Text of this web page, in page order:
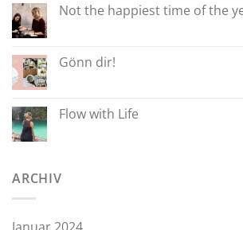
Not the happiest time of the
Gönn dir!
Flow with Life
ARCHIV
Januar 2024